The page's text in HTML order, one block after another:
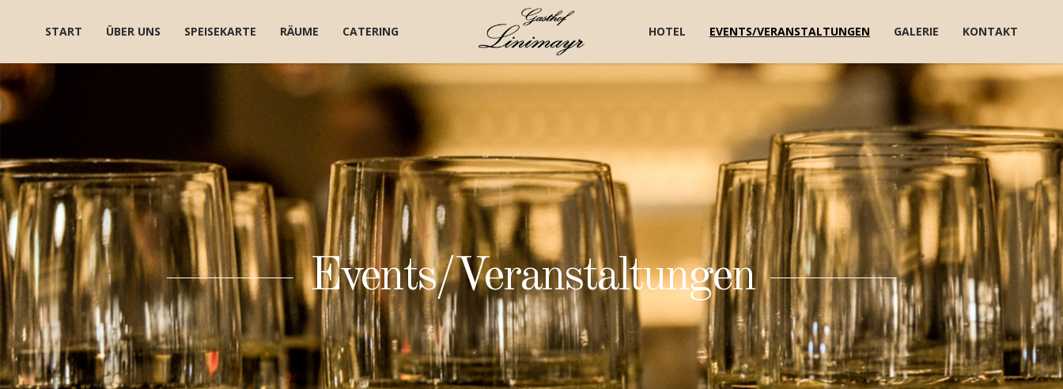
START ÜBER UNS SPEISEKARTE RÄUME CATERING HOTEL EVENTS/VERANSTALTUNGEN GALERIE KONTAKT
Events/Veranstaltungen